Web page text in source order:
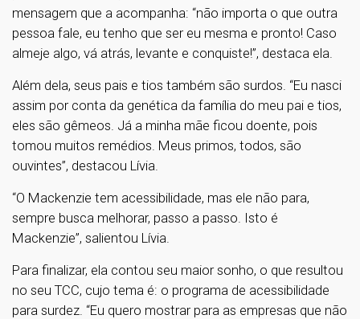
mensagem que a acompanha: “não importa o que outra
pessoa fale, eu tenho que ser eu mesma e pronto! Caso
almeje algo, vá atrás, levante e conquiste!”, destaca ela.
Além dela, seus pais e tios também são surdos. “Eu nasci
assim por conta da genética da família do meu pai e tios,
eles são gêmeos. Já a minha mãe ficou doente, pois
tomou muitos remédios. Meus primos, todos, são
ouvintes”, destacou Lívia.
“O Mackenzie tem acessibilidade, mas ele não para,
sempre busca melhorar, passo a passo. Isto é
Mackenzie”, salientou Lívia.
Para finalizar, ela contou seu maior sonho, o que resultou
no seu TCC, cujo tema é: o programa de acessibilidade
para surdez. “Eu quero mostrar para as empresas que não